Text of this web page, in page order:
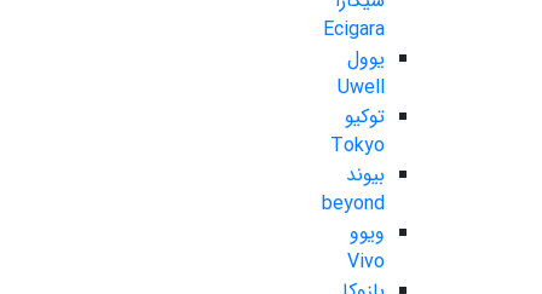
Ecigara
یوول
Uwell
توکیو
Tokyo
بیوند
beyond
ویوو
Vivo